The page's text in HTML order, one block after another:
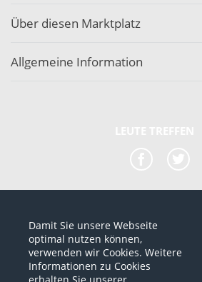
Über diesen Marktplatz
Allgemeine Information
*alle Preise sind netto Preise
© 2012-2026 www.dropshipping-marktplatz.de
Damit Sie unsere Webseite
optimal nutzen können,
verwenden wir Cookies. Weitere
Informationen zu Cookies